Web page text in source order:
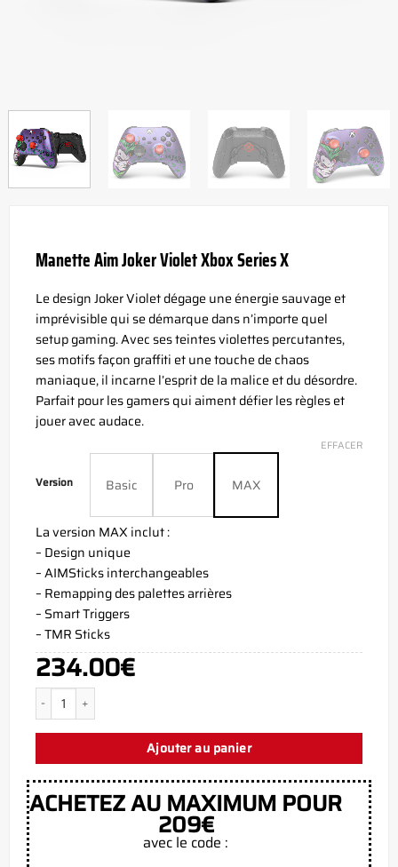
Manette Aim Joker Violet Xbox Series X
Le design Joker Violet dégage une énergie sauvage et
imprévisible qui se démarque dans n’importe quel
setup gaming. Avec ses teintes violettes percutantes,
ses motifs façon graffiti et une touche de chaos
maniaque, il incarne l’esprit de la malice et du désordre.
Parfait pour les gamers qui aiment défier les règles et
jouer avec audace.
Version Basic Pro MAX
EFFACER
La version MAX inclut :
– Design unique
– AIMSticks interchangeables
– Remapping des palettes arrières
– Smart Triggers
– TMR Sticks
234.00€
quantité de Manette Aim Joker Violet Xbox Series X
Ajouter au panier
ACHETEZ AU MAXIMUM POUR
209€
avec le code :